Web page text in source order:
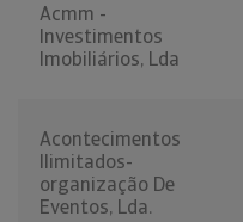
Acmm -
Investimentos
Imobiliários, Lda
Acontecimentos
Ilimitados-
organização De
Eventos, Lda.